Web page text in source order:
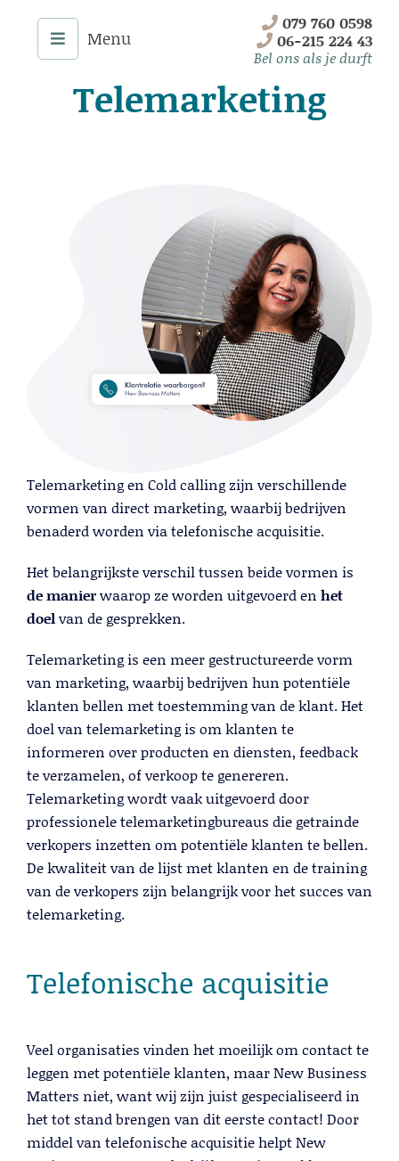
content
079 760 0598
06-215 224 43
Bel ons als je durft
Telemarketing
Telemarketing en Cold calling zijn verschillende
vormen van direct marketing, waarbij bedrijven
benaderd worden via telefonische acquisitie.
Het belangrijkste verschil tussen beide vormen is
de manierwaarop ze worden uitgevoerd en het
doelvan de gesprekken.
Telemarketing is een meer gestructureerde vorm
van marketing, waarbij bedrijven hun potentiële
klanten bellen met toestemming van de klant. Het
doel van telemarketing is om klanten te
informeren over producten en diensten, feedback
te verzamelen, of verkoop te genereren.
Telemarketing wordt vaak uitgevoerd door
professionele telemarketingbureaus die getrainde
verkopers inzetten om potentiële klanten te bellen.
De kwaliteit van de lijst met klanten en de training
van de verkopers zijn belangrijk voor het succes van
telemarketing.
Telefonische acquisitie
Veel organisaties vinden het moeilijk om contact te
leggen met potentiële klanten, maar New Business
Matters niet, want wij zijn juist gespecialiseerd in
het tot stand brengen van dit eerste contact! Door
middel van telefonische acquisitie helpt New
Onze Diensten
Lead Generation B2B
Trainingen
Blog
Contact
Lead Generation B2B
Lees meer
Telemarketing
Lees meer